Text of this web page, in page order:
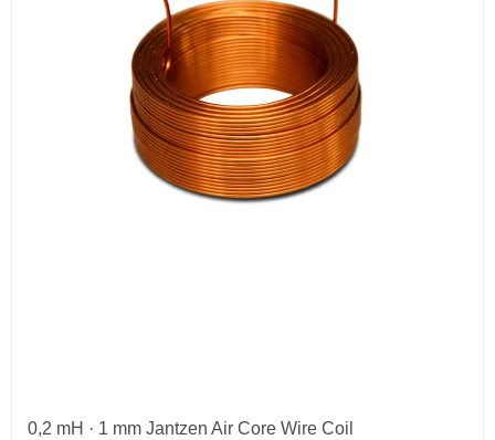
0,2 mH · 1 mm Jantzen Air Core Wire Coil